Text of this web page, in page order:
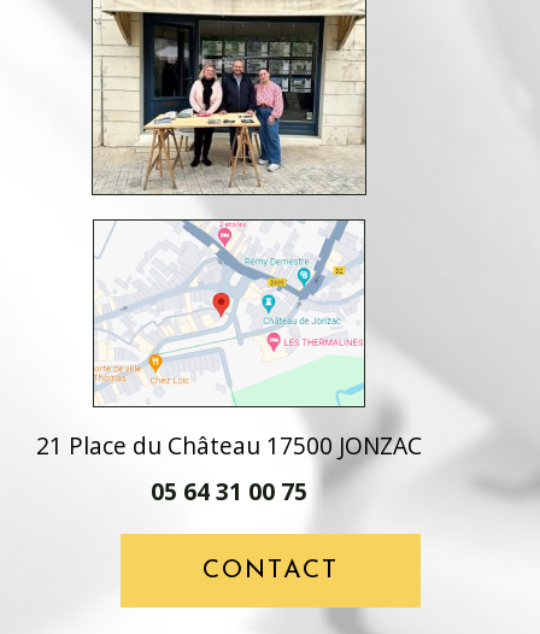
21 Place du Château 17500 JONZAC
05 64 31 00 75
CONTACT